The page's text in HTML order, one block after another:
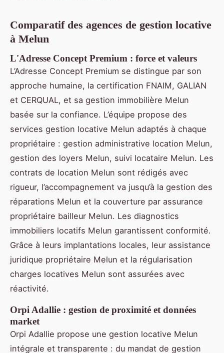
Comparatif des agences de gestion locative
à Melun
L'Adresse Concept Premium : force et valeurs
L’Adresse Concept Premium se distingue par son
approche humaine, la certification FNAIM, GALIAN
et CERQUAL, et sa gestion immobilière Melun
basée sur la confiance. L’équipe propose des
services gestion locative Melun adaptés à chaque
propriétaire : gestion administrative location Melun,
gestion des loyers Melun, suivi locataire Melun. Les
contrats de location Melun sont rédigés avec
rigueur, l’accompagnement va jusqu’à la gestion des
réparations Melun et la couverture par assurance
propriétaire bailleur Melun. Les diagnostics
immobiliers locatifs Melun garantissent conformité.
Grâce à leurs implantations locales, leur assistance
juridique propriétaire Melun et la régularisation
charges locatives Melun sont assurées avec
réactivité.
Orpi Adallie : gestion de proximité et données
market
Orpi Adallie propose une gestion locative Melun
intégrale et transparente : du mandat de gestion